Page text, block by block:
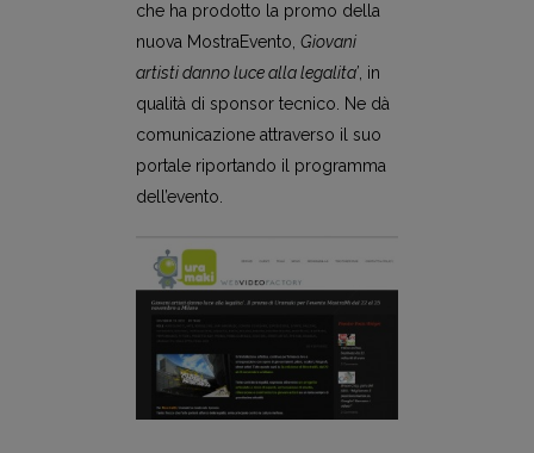
che ha prodotto la promo della
nuova MostraEvento, Giovani
artisti danno luce alla legalita’, in
qualità di sponsor tecnico. Ne dà
comunicazione attraverso il suo
portale riportando il programma
dell’evento.